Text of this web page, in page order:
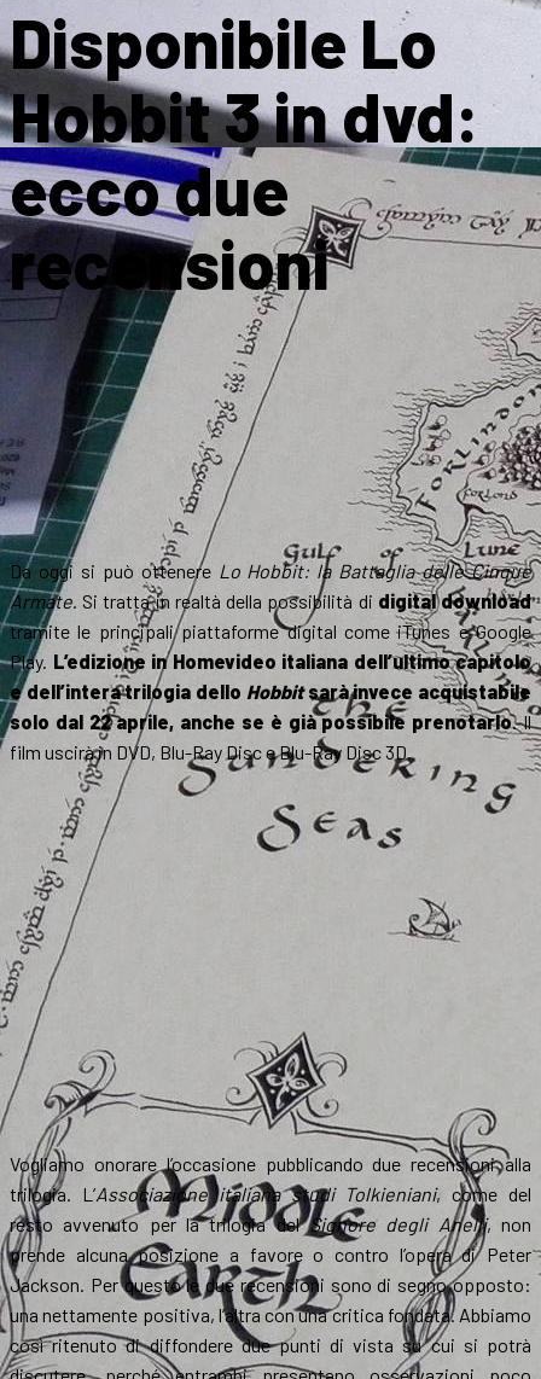
Disponibile Lo
Hobbit 3 in dvd:
ecco due
recensioni
Da oggi si può ottenere Lo Hobbit: la Battaglia delle Cinque
Armate. Si tratta in realtà della possibilità di digital download
tramite le principali piattaforme digital come iTunes e Google
Play. L’edizione in Homevideo italiana dell’ultimo capitolo
e dell’intera trilogia dello Hobbitsarà invece acquistabile
solo dal 22 aprile, anche se è già possibile prenotarlo. Il
film uscirà in DVD, Blu-Ray Disc e Blu-Ray Disc 3D.
Vogliamo onorare l’occasione pubblicando due recensioni alla
trilogia. L’Associazione italiana studi Tolkieniani, come del
resto avvenuto per la trilogia delSignore degli Anelli, non
prende alcuna posizione a favore o contro l’opera di Peter
Jackson. Per questo le due recensioni sono di segno opposto:
una nettamente positiva, l’altra con una critica fondata. Abbiamo
così ritenuto di diffondere due punti di vista su cui si potrà